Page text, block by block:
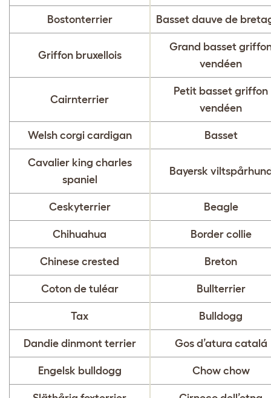
Bostonterrier Basset dauve de
Griffon bruxellois
Grand basset
vendéen
Cairnterrier
Petit basset griffon
vendéen
Welsh corgi cardigan Basset
Cavalier king charles
spaniel
Bayersk
Ceskyterrier Beagle
Chihuahua Border collie
Chinese crested Breton
Coton de tuléar Bullterrier
Tax Bulldogg
Dandie dinmont terrier Gos d’atura catalá
Engelsk bulldogg Chow chow